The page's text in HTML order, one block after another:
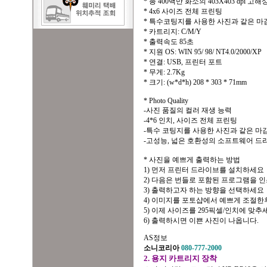
* 4x6 사이즈 전체 프린팅
* 특수코팅지를 사용한 사진과 같은 마
* 카트리지: C/M/Y
* 출력속도 85초
* 지원 OS: WIN 95/ 98/ NT4.0/2000/XP
* 연결: USB, 프린터 포트
* 무게: 2.7Kg
* 크기: (w*d*h) 208 * 303 * 71mm
* Photo Quality
-사진 품질의 컬러 재생 능력
-4*6 인치, 사이즈 전체 프린팅
-특수 코팅지를 사용한 사진과 같은 마
-고성능, 넓은 호환성의 소프트웨어 드
* 사진을 예쁘게 출력하는 방법
1) 먼저 프린터 드라이브를 설치하세요
2) 다음은 번들로 포함된 프로그램을
3) 출력하고자 하는 방향을 선택하세요
4) 이미지를 포토샵에서 예쁘게 조절한
5) 이제 사이즈를 295픽셀/인치에 맞추
6) 출력하시면 이쁜 사진이 나옵니다.
AS정보
소니코리아080-777-2000
2. 용지 카트리지 장착